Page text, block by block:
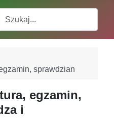
sprawdzian
egzamin,
i